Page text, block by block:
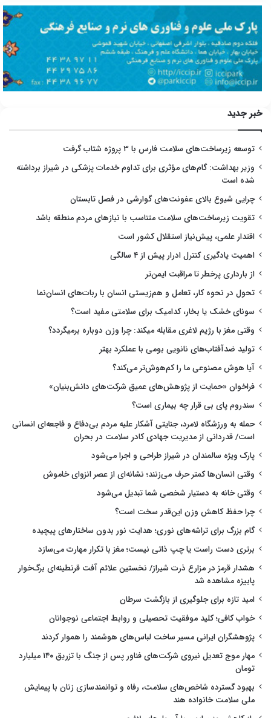
خبر جدید
توسعه زیرساخت‌های سلامت فارس با ۳ پروژه شتاب گرفت
وزیر بهداشت: گام‌های مؤثری برای تداوم خدمات پزشکی در شیراز برداشته
شده است
چرایی شیوع بالای عفونت‌های گوارشی در فصل تابستان
تقویت زیرساخت‌های سلامت متناسب با نیازهای مردم منطقه باشد
اقتدار علمی، پیش‌نیاز استقلال کشور است
اهمیت یادگیری کنترل ادرار پیش از ۴ سالگی
از بارداری پرخطر تا مراقبت ایمن‌تر
تحول در نحوه کار، تعامل و هم‌زیستی انسان با ربات‌های انسان‌نما
سونای خشک یا بخار، کدامیک برای سلامتی مفید است؟
وقتی مغز با رژیم لاغری مقابله میکند: چرا وزن دوباره برمیگردد؟
تولید ضدآفتاب‌های نانویی بومی با عملکرد بهتر
آیا هوش مصنوعی ما را کم‌هوش‌تر می‌کند؟
فراخوان «حمایت از پژوهش‌های عمیق شرکت‌های دانش‌بنیان»
سندروم پای بی قرار چه بیماری است؟
حمله به ورزشگاه لامرد، جنایتی آشکار علیه مردم بی‌دفاع و فاجعه‌ای انسانی
است/ قدردانی از مدیریت جهادی کادر سلامت در بحران
پارک ویژه سالمندان در شیراز طراحی و اجرا می‌شود
وقتی انسان‌ها کمتر حرف می‌زنند؛ نشانه‌ای از عصر انزوای خاموش
وقتی خانه به دستیار شخصی شما تبدیل می‌شود
چرا حفظ کاهش وزن این‌قدر سخت است؟
گام بزرگ برای تراشه‌های نوری؛ هدایت نور بدون ساختارهای پیچیده
برتری دست راست یا چپ ذاتی نیست؛ مغز با تکرار مهارت می‌سازد
هشدار قرمز در مزارع ذرت شیراز/ نخستین علائم آفت قرنطینه‌ای برگ‌خوار
پاییزه مشاهده شد
امید تازه برای جلوگیری از بازگشت سرطان
خواب کافی؛ کلید موفقیت تحصیلی و روابط اجتماعی نوجوانان
پژوهشگران ایرانی مسیر ساخت لباس‌های هوشمند را هموار کردند
مهار موج تعدیل نیروی شرکت‌های فناور پس از جنگ با تزریق ۱۴۰ میلیارد
تومان
بهبود گسترده شاخص‌های سلامت، رفاه و توانمندسازی زنان با پیمایش
ملی سلامت خانواده هند